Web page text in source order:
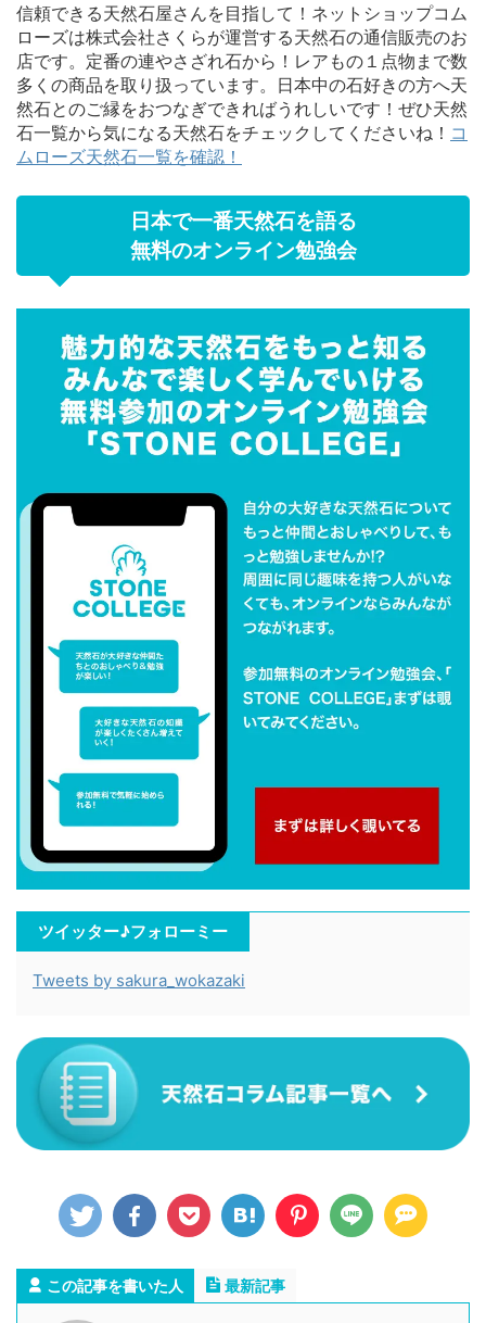
信頼できる天然石屋さんを目指して！ネットショップコム
ローズは株式会社さくらが運営する天然石の通信販売のお
店です。定番の連やさざれ石から！レアもの１点物まで数
多くの商品を取り扱っています。日本中の石好きの方へ天
然石とのご縁をおつなぎできればうれしいです！ぜひ天然
石一覧から気になる天然石をチェックしてくださいね！ コ
ムローズ天然石一覧を確認！
日本で一番天然石を語る
無料のオンライン勉強会
ツイッター♪フォローミー
Tweets by sakura_wokazaki
この記事を書いた人 最新記事